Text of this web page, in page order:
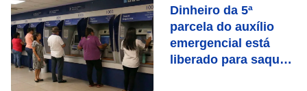
Dinheiro da 5ª
parcela do auxílio
emergencial está
liberado para saque